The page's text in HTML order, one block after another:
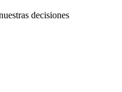
decisiones